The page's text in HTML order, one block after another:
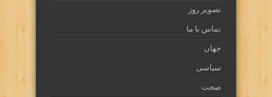
تصویر روز
تماس با ما
جهان
سیاسی
صحت